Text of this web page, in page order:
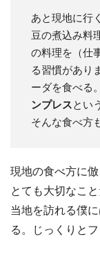
あと現地に行
豆の煮込み料
の料理を（仕
る習慣があり
ーダを食べる
ンプレスとい
そんな食べ方
現地の食べ方に
とても大切なこ
当地を訪れる僕
る。じっくりと